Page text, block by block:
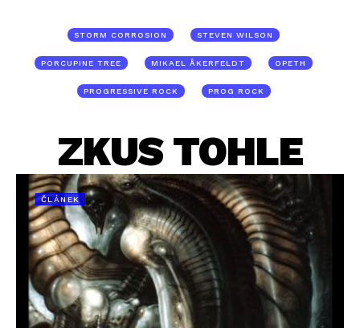
STORM CORROSION STEVEN WILSON
PORCUPINE TREE MIKAEL ÅKERFELDT OPETH
PROGRESSIVE ROCK PROG ROCK
ZKUS TOHLE
ČLÁNEK